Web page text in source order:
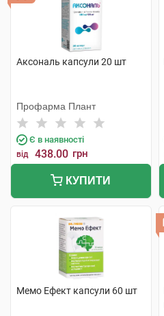
Аксональ капсули 20 шт
Профарма Плант
Є в наявності
від 438.00 грн
КУПИТИ
Мемо Ефект капсули 60 шт